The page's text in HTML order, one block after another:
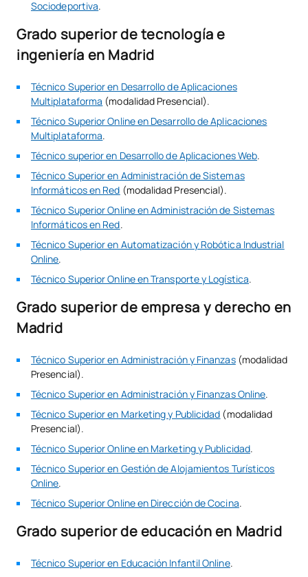
Sociodeportiva.
Grado superior de tecnología e
ingeniería en Madrid
Técnico Superior en Desarrollo de Aplicaciones
Multiplataforma (modalidad Presencial).
Técnico Superior Online en Desarrollo de Aplicaciones
Multiplataforma.
Técnico superior en Desarrollo de Aplicaciones Web.
Técnico Superior en Administración de Sistemas
Informáticos en Red (modalidad Presencial).
Técnico Superior Online en Administración de Sistemas
Informáticos en Red.
Técnico Superior en Automatización y Robótica Industrial
Online.
Técnico Superior Online en Transporte y Logística.
Grado superior de empresa y derecho en
Madrid
Técnico Superior en Administración y Finanzas(modalidad
Presencial).
Técnico Superior en Administración y Finanzas Online.
Técnico Superior en Marketing y Publicidad (modalidad
Presencial).
Técnico Superior Online en Marketing y Publicidad.
Técnico Superior en Gestión de Alojamientos Turísticos
Online.
Técnico Superior Online en Dirección de Cocina.
Grado superior de educación en Madrid
Técnico Superior en Educación Infantil Online.